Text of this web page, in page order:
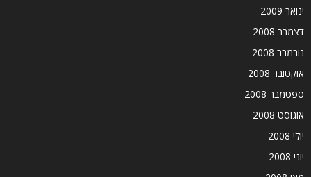
ינואר 2009
דצמבר 2008
נובמבר 2008
אוקטובר 2008
ספטמבר 2008
אוגוסט 2008
יולי 2008
יוני 2008